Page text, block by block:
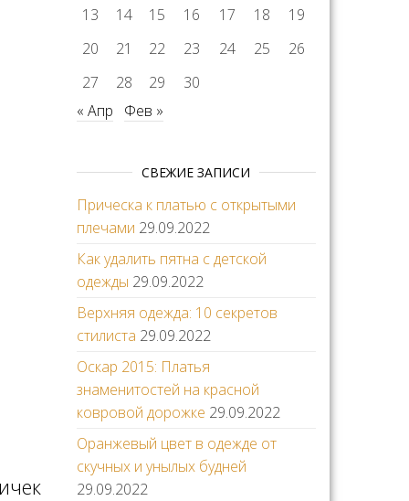
13
14 15 16 17 18
19
20
21 22 23 24 25
26
27
28 29
30
« Апр
Фев »
СВЕЖИЕ ЗАПИСИ
Прическа к платью с открытыми
плечами 29.09.2022
Как удалить пятна с детской
одежды 29.09.2022
Верхняя одежда: 10 секретов
стилиста 29.09.2022
Оскар 2015: Платья
знаменитостей на красной
ковровой дорожке 29.09.2022
Оранжевый цвет в одежде от
скучных и унылых будней
29.09.2022